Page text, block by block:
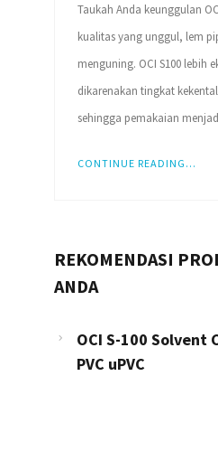
Taukah Anda keunggulan
kualitas yang unggul, lem
menguning. OCI S100 lebih
dikarenakan tingkat
sehingga pemakaian
CONTINUE READING...
REKOMENDASI
ANDA
OCI S-100 Solvent
PVC uPVC